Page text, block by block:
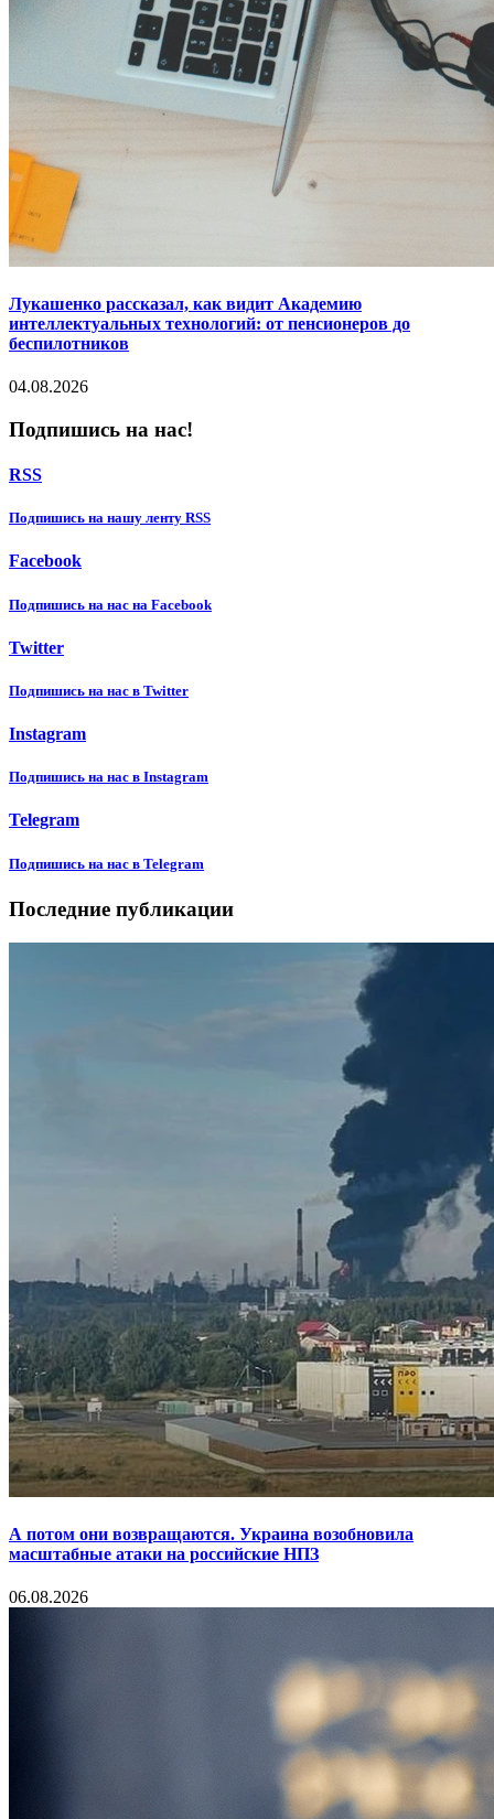
Лукашенко рассказал, как видит Академию
интеллектуальных технологий: от пенсионеров до
беспилотников
04.08.2026
Подпишись на нас!
RSS
Подпишиcь на нашу ленту RSS
Facebook
Подпишиcь на нас на Facebook
Twitter
Подпишиcь на нас в Twitter
Instagram
Подпишиcь на нас в Instagram
Telegram
Подпишиcь на нас в Telegram
Последние публикации
А потом они возвращаются. Украина возобновила
масштабные атаки на российские НПЗ
06.08.2026